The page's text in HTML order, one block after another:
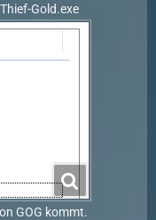
Gold.exe
GOG kommt.